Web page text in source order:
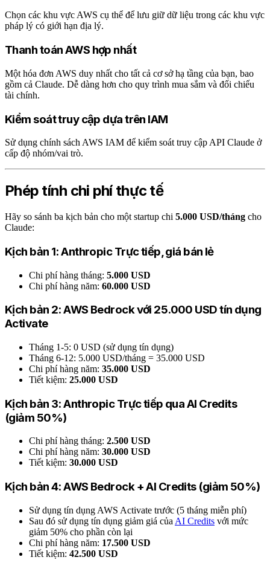
Chọn các khu vực AWS cụ thể để lưu giữ dữ liệu trong các khu vực
pháp lý có giới hạn địa lý.
Thanh toán AWS hợp nhất
Một hóa đơn AWS duy nhất cho tất cả cơ sở hạ tầng của bạn, bao
gồm cả Claude. Dễ dàng hơn cho quy trình mua sắm và đối chiếu
tài chính.
Kiểm soát truy cập dựa trên IAM
Sử dụng chính sách AWS IAM để kiểm soát truy cập API Claude ở
cấp độ nhóm/vai trò.
Phép tính chi phí thực tế
Hãy so sánh ba kịch bản cho một startup chi 5.000 USD/tháng cho
Claude:
Kịch bản 1: Anthropic Trực tiếp, giá bán lẻ
Chi phí hàng tháng: 5.000 USD
Chi phí hàng năm: 60.000 USD
Kịch bản 2: AWS Bedrock với 25.000 USD tín dụng
Activate
Tháng 1-5: 0 USD (sử dụng tín dụng)
Tháng 6-12: 5.000 USD/tháng = 35.000 USD
Chi phí hàng năm: 35.000 USD
Tiết kiệm: 25.000 USD
Kịch bản 3: Anthropic Trực tiếp qua AI Credits
(giảm 50%)
Chi phí hàng tháng: 2.500 USD
Chi phí hàng năm: 30.000 USD
Tiết kiệm: 30.000 USD
Kịch bản 4: AWS Bedrock + AI Credits (giảm 50%)
Sử dụng tín dụng AWS Activate trước (5 tháng miễn phí)
Sau đó sử dụng tín dụng giảm giá của AI Credits với mức
giảm 50% cho phần còn lại
Chi phí hàng năm: 17.500 USD
Tiết kiệm: 42.500 USD